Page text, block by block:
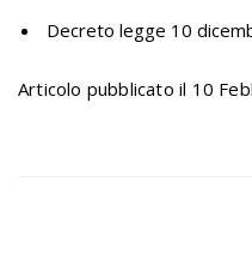
Decreto legge 10
Articolo pubblicato il 10